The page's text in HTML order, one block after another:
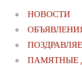
НОВОСТИ
ПАМЯТНЫЕ